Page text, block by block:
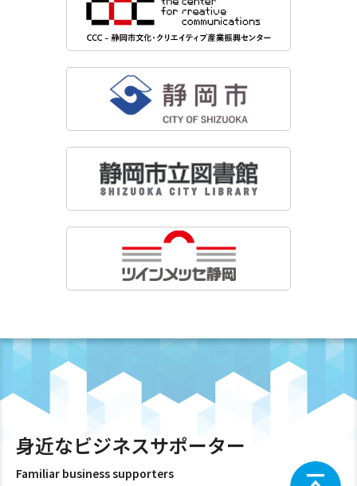
13:00 本日の相談担当は髙橋祐貴
13:00 本日の相談担当は桜井宏昌
本日の相談担当は増田郁理
10:00 本日の相談担当は朝原伸之
本日の相談担当は大石幸輝
本日の相談担当は海野覚
13:00 本日の相談担当は髙橋祐貴
木 13:00 本日の相談担当は桜井宏昌
28 金
09:30
本日の相談担当は光 俊輔
13:00
本日の相談担当は桜井宏昌
身近なビジネスサポーター
Familiar business supporters